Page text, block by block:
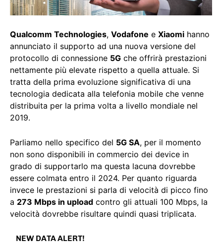
Qualcomm Technologies, Vodafone e Xiaomi hanno
annunciato il supporto ad una nuova versione del
protocollo di connessione 5G che offrirà prestazioni
nettamente più elevate rispetto a quella attuale. Si
tratta della prima evoluzione significativa di una
tecnologia dedicata alla telefonia mobile che venne
distribuita per la prima volta a livello mondiale nel
2019.
Parliamo nello specifico del 5G SA, per il momento
non sono disponibili in commercio dei device in
grado di supportarlo ma questa lacuna dovrebbe
essere colmata entro il 2024. Per quanto riguarda
invece le prestazioni si parla di velocità di picco fino
a 273 Mbps in upload contro gli attuali 100 Mbps, la
velocità dovrebbe risultare quindi quasi triplicata.
NEW DATA ALERT!